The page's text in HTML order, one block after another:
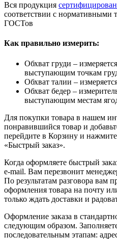
Вся продукция
соответствии с нормативными
ГОСТов
Как правильно измерить:
Обхват груди –
выступающим точкам
Обхват талии –
Обхват бедер –
выступающим местам
Для покупки товара в нашем
понравившийся товар и
перейдите в Корзину и
«Быстрый заказ».
Когда оформляете быстрый
e-mail. Вам перезвонит
По результатам разговора вам
оформления товара на почту
только ждать доставки и
Оформление заказа в
следующим образом.
последовательным этапам: